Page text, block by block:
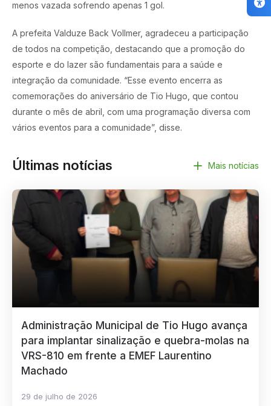
menos vazada sofrendo apenas 1 gol.
A prefeita Valduze Back Vollmer, agradeceu a participação
de todos na competição, destacando que a promoção do
esporte e do lazer são fundamentais para a saúde e
integração da comunidade. “Esse evento encerra as
comemorações do aniversário de Tio Hugo, que contou
durante o mês de abril, com uma programação diversa com
vários eventos para a comunidade”, disse.
Últimas notícias Mais notícias
Administração Municipal de Tio Hugo avança
para implantar sinalização e quebra-molas na
VRS-810 em frente a EMEF Laurentino
Machado
29 de julho de 2026